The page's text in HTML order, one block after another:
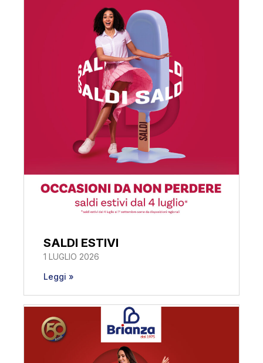
SALDI ESTIVI
1 LUGLIO 2026
Leggi »